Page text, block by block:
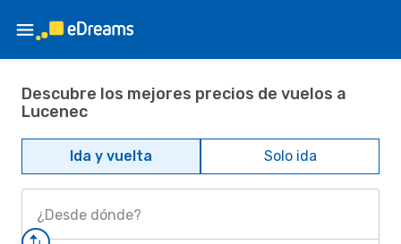
Descubre los mejores precios de vuelos a
Lucenec
Ida y vuelta Solo ida
¿Desde dónde?